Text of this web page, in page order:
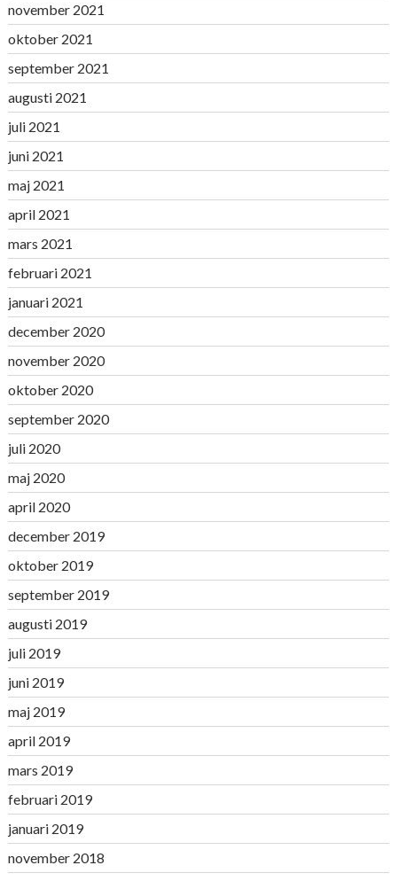
november 2021
oktober 2021
september 2021
augusti 2021
juli 2021
juni 2021
maj 2021
april 2021
mars 2021
februari 2021
januari 2021
december 2020
november 2020
oktober 2020
september 2020
juli 2020
maj 2020
april 2020
december 2019
oktober 2019
september 2019
augusti 2019
juli 2019
juni 2019
maj 2019
april 2019
mars 2019
februari 2019
januari 2019
november 2018